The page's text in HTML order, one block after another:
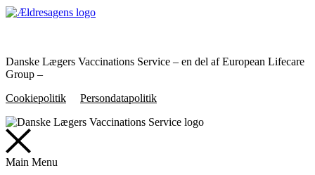
Danske Lægers Vaccinations Service – en del af European Lifecare
Group –
Cookiepolitik
Persondatapolitik
Main Menu